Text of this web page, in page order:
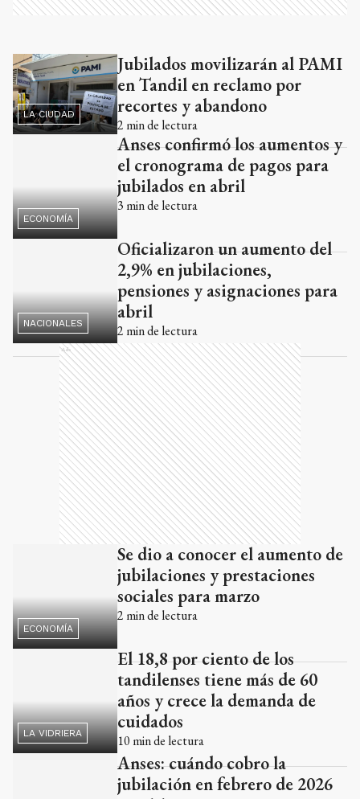
LA CIUDAD
Jubilados movilizarán al PAMI
en Tandil en reclamo por
recortes y abandono
2 min de lectura
ECONOMÍA
Anses confirmó los aumentos y
el cronograma de pagos para
jubilados en abril
3 min de lectura
2,9% en jubilaciones,
pensiones y asignaciones para
abril
2min de lectura
Ads
ECONOMÍA
Se dio a conocer el aumento de
jubilaciones y prestaciones
sociales para marzo
2min de lectura
LA VIDRIERA
tandilenses tiene más de 60
años y crece la demanda de
cuidados
10min de lectura
Anses: cuándo cobro la
jubilación en febrero de 2026
3min de lectura